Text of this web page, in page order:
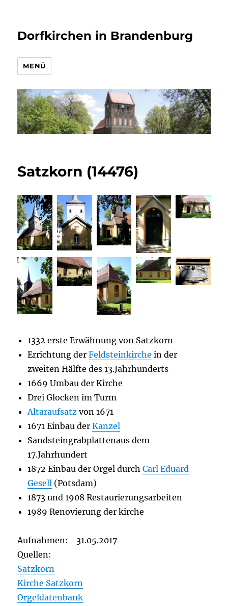
Dorfkirchen in Brandenburg
MENÜ
Satzkorn (14476)
1332 erste Erwähnung von Satzkorn
Errichtung derFeldsteinkirche in der
zweiten Hälfte des 13.Jahrhunderts
1669 Umbau der Kirche
Drei Glocken im Turm
Altaraufsatz von 1671
1671 Einbau derKanzel
Sandsteingrabplattenaus dem
17.Jahrhundert
1872 Einbau der Orgel durchCarl Eduard
Gesell (Potsdam)
1873 und 1908 Restaurierungsarbeiten
1989 Renovierung der kirche
Aufnahmen: 31.05.2017
Quellen:
Satzkorn
Kirche Satzkorn
Orgeldatenbank